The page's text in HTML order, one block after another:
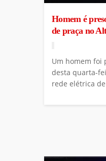
Homem é
de praça no
Um homem foi
desta quarta-
rede elétrica